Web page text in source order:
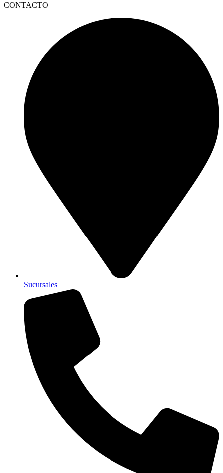
CONTACTO
Sucursales